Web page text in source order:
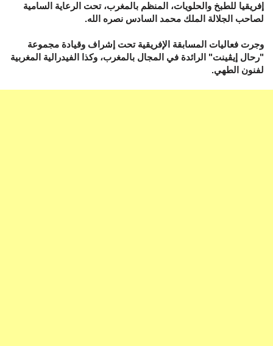
إفريقيا للطبخ والحلويات، المنظم بالمغرب، تحت الرعاية السامية
لصاحب الجلالة الملك محمد السادس نصره الله.
وجرت فعاليات المسابقة الإفريقية تحت إشراف وقيادة مجموعة
"رحال إيڤينت" الرائدة في المجال بالمغرب، وكذا الفيدرالية المغربية
لفنون الطهي.